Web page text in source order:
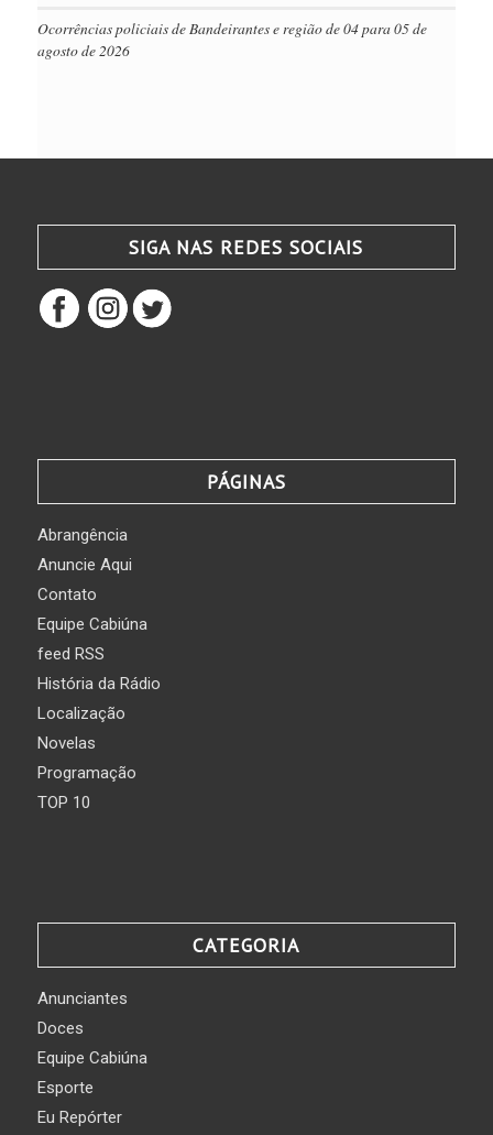
Ocorrências policiais de Bandeirantes e região de 04 para 05 de
agosto de 2026
SIGA NAS REDES SOCIAIS
PÁGINAS
Abrangência
Anuncie Aqui
Contato
Equipe Cabiúna
feed RSS
História da Rádio
Localização
Novelas
Programação
TOP 10
CATEGORIA
Anunciantes
Doces
Equipe Cabiúna
Esporte
Eu Repórter